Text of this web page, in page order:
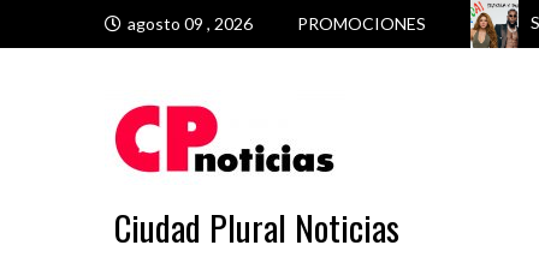
agosto 09 , 2026 PROMOCIONES
Ciudad Plural Noticias